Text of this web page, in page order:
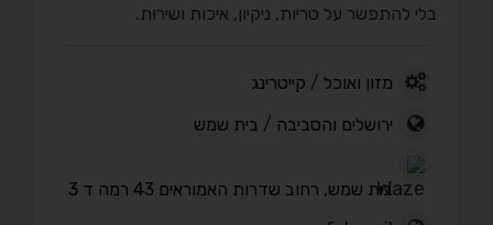
בלי להתפשר על טריות, ניקיון, איכות ושירות.
מזון ואוכל / קייטרינג
ירושלים והסביבה / בית שמש
בית שמש, רחוב שדרות האמוראים 43 רמה ד 3